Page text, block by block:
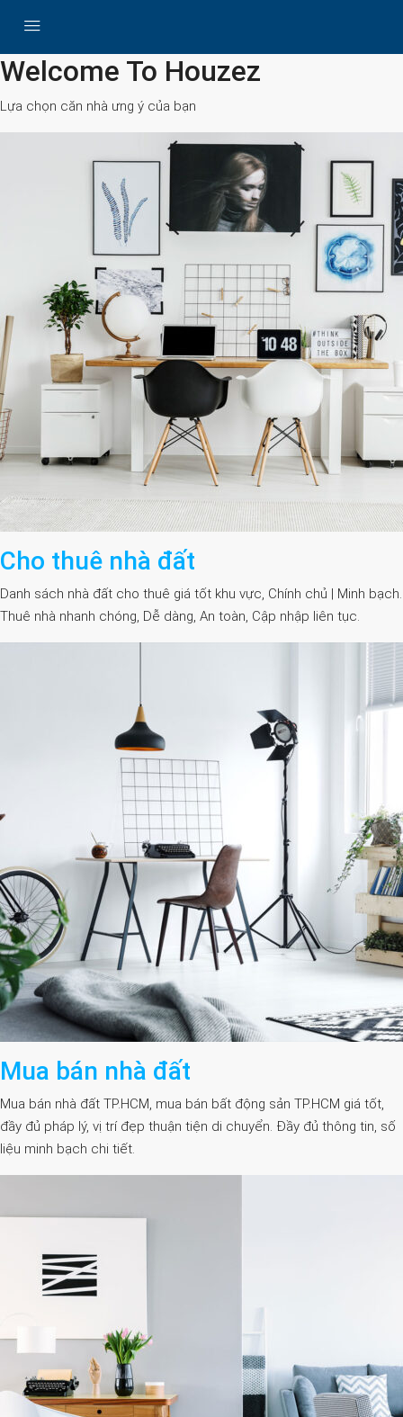
Search
Welcome To Houzez
Lựa chọn căn nhà ưng ý của bạn
Cho thuê nhà đất
Danh sách nhà đất cho thuê giá tốt khu vực, Chính chủ | Minh bạch.
Thuê nhà nhanh chóng, Dễ dàng, An toàn, Cập nhập liên tục.
Mua bán nhà đất
Mua bán nhà đất TP.HCM, mua bán bất động sản TP.HCM giá tốt,
đầy đủ pháp lý, vị trí đẹp thuận tiện di chuyển. Đầy đủ thông tin, số
liệu minh bạch chi tiết.